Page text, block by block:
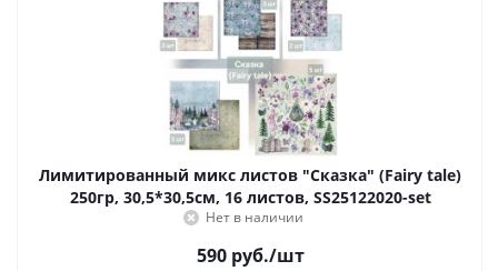
Лимитированный микс листов "Сказка" (Fairy tale)
250гр, 30,5*30,5см, 16 листов, SS25122020-set
Нет в наличии
590руб./шт